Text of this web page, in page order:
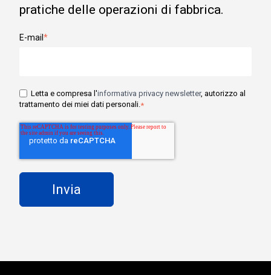
pratiche delle operazioni di fabbrica.
E-mail *
Letta e compresa l'informativa privacy newsletter, autorizzo al
trattamento dei miei dati personali.*